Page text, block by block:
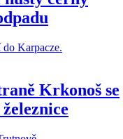
Krkonoš se